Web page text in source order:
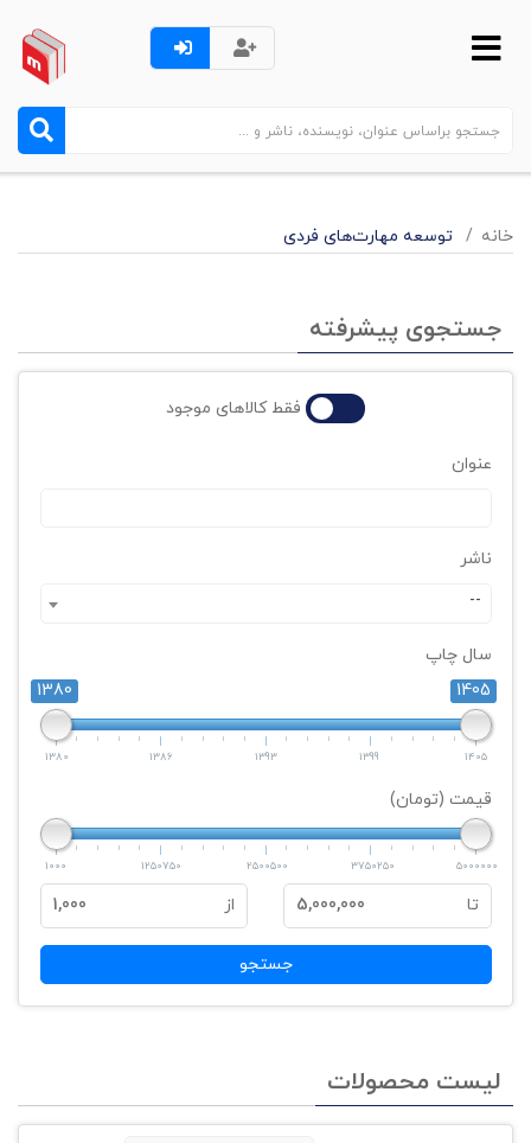
خانه توسعه مهارت‌های فردی
جستجوی پیشرفته
فقط کالاهای موجود
عنوان
ناشر
--
سال چاپ
1380
1405
1380 1386 1393 1399 1405
قیمت (تومان)
1000 1250750 2500500 3750250 5000000
تا 5,000,000 از 1,000
جستجو
لیست محصولات